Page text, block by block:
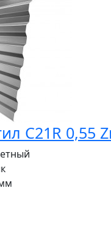
C21R 0,55